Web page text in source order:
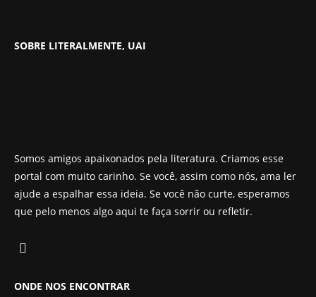
SOBRE LITERALMENTE, UAI
Somos amigos apaixonados pela literatura. Criamos esse
portal com muito carinho. Se você, assim como nós, ama ler
ajude a espalhar essa ideia. Se você não curte, esperamos
que pelo menos algo aqui te faça sorrir ou refletir.
ONDE NOS ENCONTRAR